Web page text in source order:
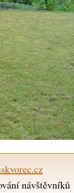
návštěvníků